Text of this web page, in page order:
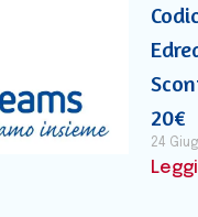
20€
24